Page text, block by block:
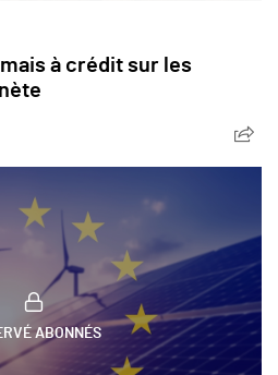
à crédit sur les
ABONNÉS